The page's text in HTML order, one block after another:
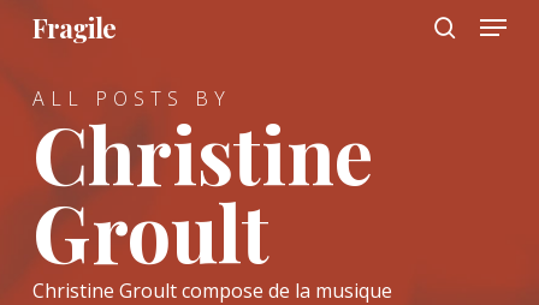
Skip
content
Fragile Menu
ALL POSTS BY
Christine
Groult
Christine Groult compose de la musique